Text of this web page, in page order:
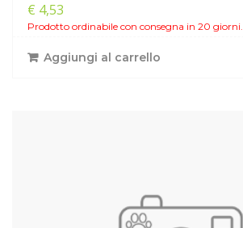
€ 4,53
Prodotto ordinabile con consegna in 20 giorni.
Aggiungi al carrello